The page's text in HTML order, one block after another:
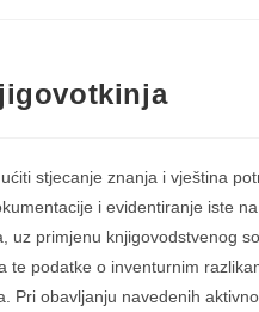
stjecanje znanja i vještina
i evidentiranje iste
uz primjenu knjigovodstvenog
te podatke o inventurnim
Pri obavljanju navedenih